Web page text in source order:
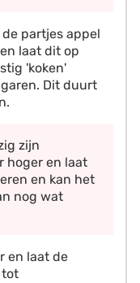
partjes appel
laat dit op
'koken'
Dit duurt
zijn
hoger en laat
en kan het
nog wat
en laat de
tot